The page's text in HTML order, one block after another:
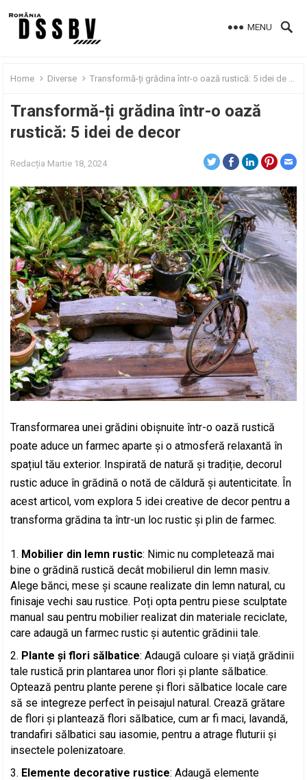
MENU
Home Diverse Transformă-ți grădina într-o oază rustică: 5 idei de decor
Transformă-ți grădina într-o oază
rustică: 5 idei de decor
Redacția Martie 18, 2024
Transformarea unei grădini obișnuite într-o oază rustică
poate aduce un farmec aparte și o atmosferă relaxantă în
spațiul tău exterior. Inspirată de natură și tradiție, decorul
rustic aduce în grădină o notă de căldură și autenticitate. În
acest articol, vom explora 5 idei creative de decor pentru a
transforma grădina ta într-un loc rustic și plin de farmec.
Mobilier din lemn rustic: Nimic nu completează mai
bine o grădină rustică decât mobilierul din lemn masiv.
Alege bănci, mese și scaune realizate din lemn natural, cu
finisaje vechi sau rustice. Poți opta pentru piese sculptate
manual sau pentru mobilier realizat din materiale reciclate,
care adaugă un farmec rustic și autentic grădinii tale.
Plante și flori sălbatice: Adaugă culoare și viață grădinii
tale rustică prin plantarea unor flori și plante sălbatice.
Optează pentru plante perene și flori sălbatice locale care
să se integreze perfect în peisajul natural. Crează grătare
de flori și plantează flori sălbatice, cum ar fi maci, lavandă,
trandafiri sălbatici sau iasomie, pentru a atrage fluturii și
insectele polenizatoare.
Elemente decorative rustice: Adaugă elemente